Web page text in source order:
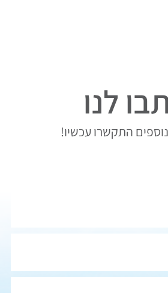
לנו
התקשרו עכשיו!